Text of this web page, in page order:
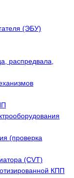
(ЭБУ)
распредвала,
(проверка
(CVT)
КПП